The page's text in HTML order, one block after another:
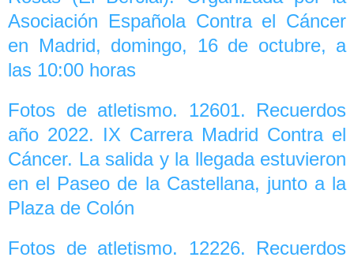
Asociación Española Contra el Cáncer
en Madrid, domingo, 16 de octubre, a
las 10:00 horas
Fotos de atletismo. 12601. Recuerdos
año 2022. IX Carrera Madrid Contra el
Cáncer. La salida y la llegada estuvieron
en el Paseo de la Castellana, junto a la
Plaza de Colón
Fotos de atletismo. 12226. Recuerdos